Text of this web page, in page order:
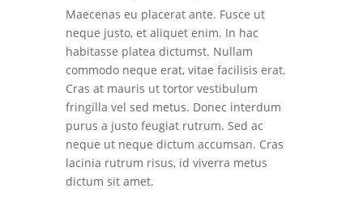
Maecenas eu placerat ante. Fusce ut
neque justo, et aliquet enim. In hac
habitasse platea dictumst. Nullam
commodo neque erat, vitae facilisis erat.
Cras at mauris ut tortor vestibulum
fringilla vel sed metus. Donec interdum
purus a justo feugiat rutrum. Sed ac
neque ut neque dictum accumsan. Cras
lacinia rutrum risus, id viverra metus
dictum sit amet.